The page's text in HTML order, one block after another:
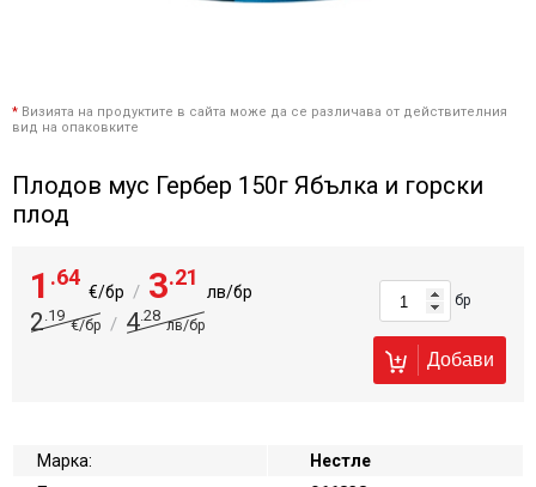
* Визията на продуктите в сайта може да се различава от действителния
вид на опаковките
Плодов мус Гербер 150г Ябълка и горски
плод
1 .64
€/бр / 3.21
лв/бр
2.19
€/бр / 4.28
лв/бр
бр
Добави
Марка:
Нестле